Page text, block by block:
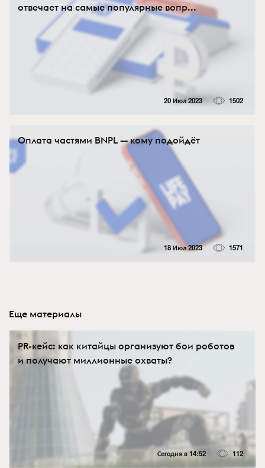
отвечает на самые популярные вопр...
20 Июл 2023 1502
Оплата частями BNPL — кому подойдёт
18 Июл 2023 1571
Еще материалы
PR-кейс: как китайцы организуют бои роботов
и получают миллионные охваты?
Сегодня в 14:52 112